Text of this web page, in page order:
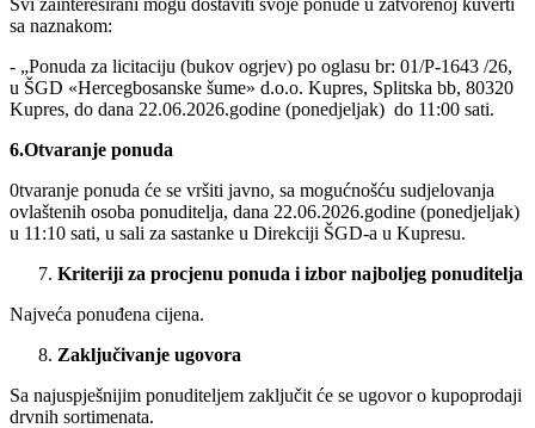
Svi zainteresirani mogu dostaviti svoje ponude u zatvorenoj kuverti
sa naznakom:
- „Ponuda za licitaciju (bukov ogrjev) po oglasu br: 01/P-1643 /26,
u ŠGD «Hercegbosanske šume» d.o.o. Kupres, Splitska bb, 80320
Kupres, do dana 22.06.2026.godine (ponedjeljak) do 11:00 sati.
6.Otvaranje ponuda
0tvaranje ponuda će se vršiti javno, sa mogućnošću sudjelovanja
ovlaštenih osoba ponuditelja, dana 22.06.2026.godine (ponedjeljak)
u 11:10 sati, u sali za sastanke u Direkciji ŠGD-a u Kupresu.
Kriteriji za procjenu ponuda i izbor najboljeg ponuditelja
Najveća ponuđena cijena.
Zaključivanje ugovora
Sa najuspješnijim ponuditeljem zaključit će se ugovor o kupoprodaji
drvnih sortimenata.